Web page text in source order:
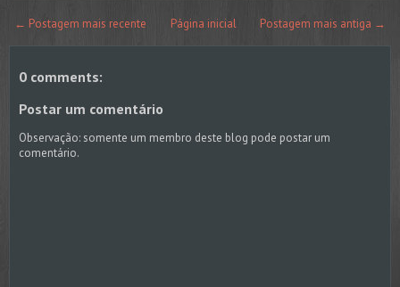
← Postagem mais recente Postagem mais antiga →
Página inicial
0 comments:
Postar um comentário
Observação: somente um membro deste blog pode postar um
comentário.